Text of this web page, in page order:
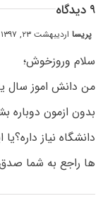
۹ دیدگاه
پریسااردیبهشت ۲۳, ۱۳۹۷ at ۸:۲۲ ق٫ظ
سلام وروزخوش؛
من دانش اموز سال
بدون ازمون
دانشگاه نیاز
ها راجع به شما